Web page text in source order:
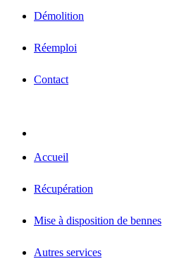
Démolition
Réemploi
Contact
Accueil
Récupération
Mise à disposition de bennes
Autres services